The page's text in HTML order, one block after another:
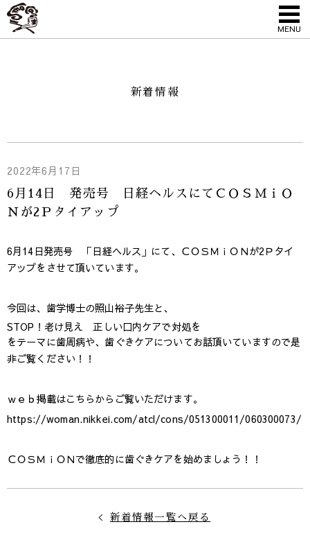
MENU
新着情報
2022年6月17日
6月14日 発売号 日経ヘルスにてＣＯＳＭｉＯ
Ｎが2Ｐタイアップ
6月14日発売号 「日経ヘルス」にて、ＣＯＳＭｉＯＮが2Ｐタイ
アップをさせて頂いています。
今回は、歯学博士の照山裕子先生と、
STOP！老け見え 正しい口内ケアで対処を
をテーマに歯周病や、歯ぐきケアについてお話頂いていますので是
非ご覧ください！！
ｗｅｂ掲載はこちらからご覧いただけます。
https://woman.nikkei.com/atcl/cons/051300011/060300073/
ＣＯＳＭｉＯＮで徹底的に歯ぐきケアを始めましょう！！
新着情報一覧へ戻る